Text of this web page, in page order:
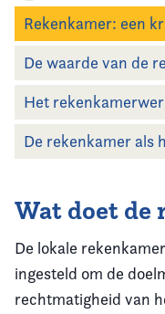
Rekenkamer: een
De waarde van de
Het
De rekenkamer als
Wat doet de
De lokale
ingesteld om de
rechtmatigheid van